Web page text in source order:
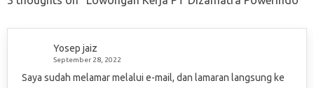
Yosep jaiz
September 28, 2022
Saya sudah melamar melalui e-mail, dan lamaran langsung ke